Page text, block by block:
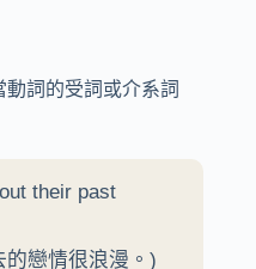
詞的受詞或介系詞
their past
戀情很浪漫。)